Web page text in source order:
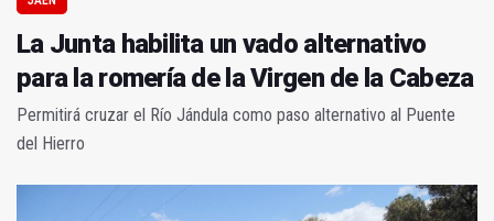
La Junta habilita un vado alternativo
para la romería de la Virgen de la Cabeza
Permitirá cruzar el Río Jándula como paso alternativo al Puente
del Hierro